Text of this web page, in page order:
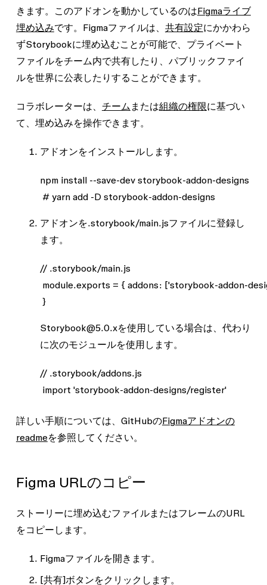
きます。このアドオンを動かしているのはFigmaライブ
埋め込みです。Figmaファイルは、 共有設定にかかわら
ずStorybookに埋め込むことが可能で、プライベート
ファイルをチーム内で共有したり、パブリックファイ
ルを世界に公表したりすることができます。
コラボレーターは、 チーム または組織の権限に基づい
て、埋め込みを操作できます。
アドオンをインストールします。
npm install --save-dev storybook-addon-designs
# yarn add -D storybook-addon-designs
アドオンを.storybook/main.jsファイルに登録し
ます。
// .storybook/main.js
module.exports = { addons: ['storybook-addon-
}
Storybook@5.0.xを使用している場合は、代わり
に次のモジュールを使用します。
// .storybook/addons.js
import 'storybook-addon-designs/register'
詳しい手順については、GitHubのFigmaアドオンの
readmeを参照してください。
Figma URLのコピー
ストーリーに埋め込むファイルまたはフレームのURL
をコピーします。
Figmaファイルを開きます。
[共有]ボタンをクリックします。